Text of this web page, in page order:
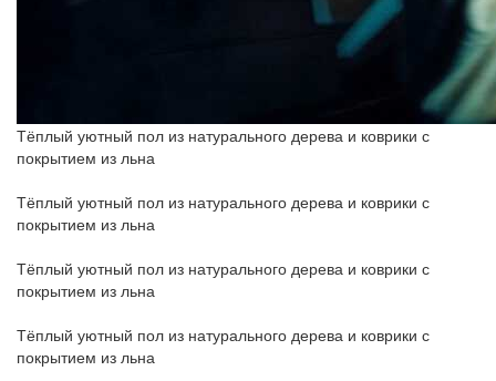
Тёплый уютный пол из натурального дерева и коврики с
покрытием из льна
Тёплый уютный пол из натурального дерева и коврики с
покрытием из льна
Тёплый уютный пол из натурального дерева и коврики с
покрытием из льна
Тёплый уютный пол из натурального дерева и коврики с
покрытием из льна